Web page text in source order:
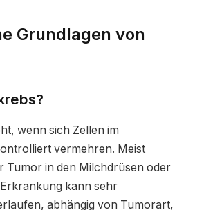
Grundlagen von
wenn sich Zellen im
vermehren. Meist
Tumor in den Milchdrüsen oder
kann sehr
abhängig von Tumorart,